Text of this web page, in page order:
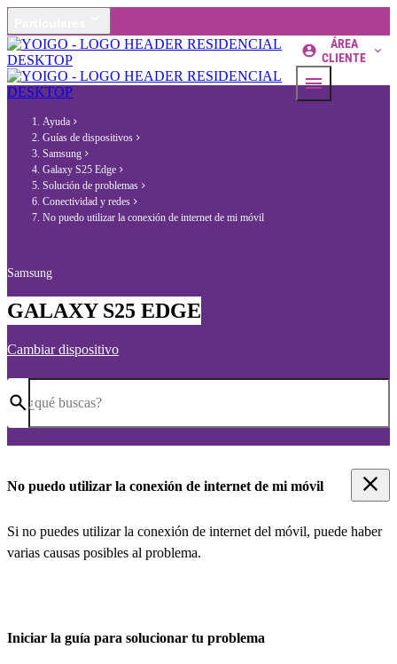
ÁREA
CLIENTE
Ayuda
Guías de dispositivos
Samsung
Galaxy S25 Edge
Solución de problemas
Conectividad y redes
No puedo utilizar la conexión de internet de mi móvil
Samsung
GALAXY S25 EDGE
Cambiar dispositivo
¿qué buscas?
No puedo utilizar la conexión de internet de mi móvil
Si no puedes utilizar la conexión de internet del móvil, puede haber
varias causas posibles al problema.
Iniciar la guía para solucionar tu problema